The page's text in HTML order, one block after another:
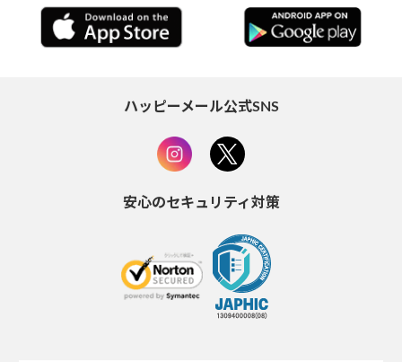
ハッピーメール公式SNS
安心のセキュリティ対策